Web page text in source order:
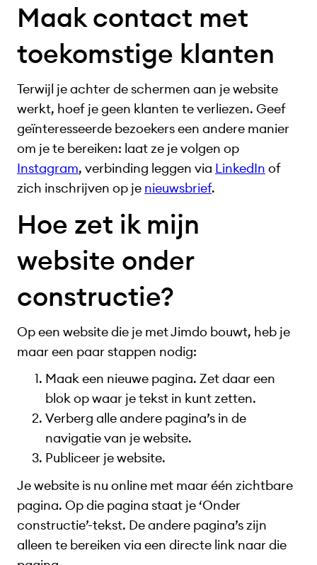
Maak contact met
toekomstige klanten
Terwijl je achter de schermen aan je website
werkt, hoef je geen klanten te verliezen. Geef
geïnteresseerde bezoekers een andere manier
om je te bereiken: laat ze je volgen op
Instagram, verbinding leggen via LinkedIn of
zich inschrijven op je nieuwsbrief.
Hoe zet ik mijn
website onder
constructie?
Op een website die je met Jimdo bouwt, heb je
maar een paar stappen nodig:
Maak een nieuwe pagina. Zet daar een
blok op waar je tekst in kunt zetten.
Verberg alle andere pagina’s in de
navigatie van je website.
Publiceer je website.
Je website is nu online met maar één zichtbare
pagina. Op die pagina staat je ‘Onder
constructie’-tekst. De andere pagina’s zijn
alleen te bereiken via een directe link naar die